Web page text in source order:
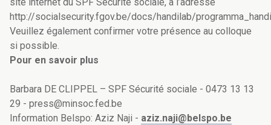
http://socialsecurity.fgov.be/docs/handilab/
Veuillez également confirmer votre présence au colloque
si possible.
Pour en savoir plus
Barbara DE CLIPPEL – SPF Sécurité sociale - 0473 13 13
29 - press@minsoc.fed.be
Information Belspo: Aziz Naji - aziz.naji@belspo.be